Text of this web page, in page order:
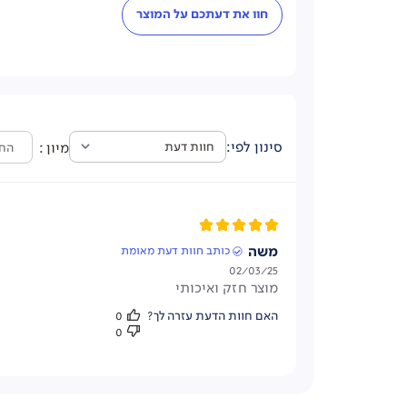
חוו את דעתכם על המוצר
חוות דעת
כל חוות הדעת מיון
משה כותב חוות דעת מאומת
מוצר חזק ואיכותי
פרסום
02/03/25
האם חוות הדעת עזרה לך?
0
0